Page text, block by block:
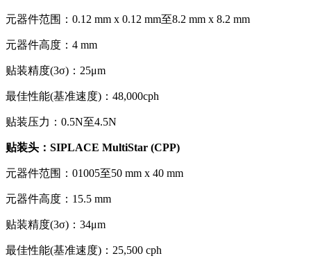
元器件范围：0.12 mm x 0.12 mm至8.2 mm x 8.2 mm
元器件高度：4 mm
贴装精度(3σ)：25μm
最佳性能(基准速度)：48,000cph
贴装压力：0.5N至4.5N
贴装头：SIPLACE MultiStar (CPP)
元器件范围：01005至50 mm x 40 mm
元器件高度：15.5 mm
贴装精度(3σ)：34μm
最佳性能(基准速度)：25,500 cph